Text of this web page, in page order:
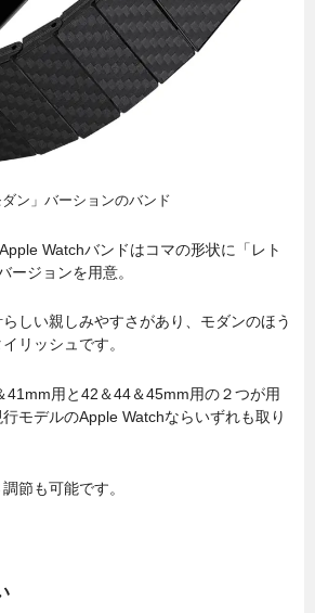
ダン」バーションのバンド
Watchバンドはコマの形状に「レト
ージョンを用意。
しい親しみやすさがあり、モダンのほう
リッシュです。
41mm用と42＆44＆45mm用の２つが用
モデルのApple Watchならいずれも取り
節も可能です。